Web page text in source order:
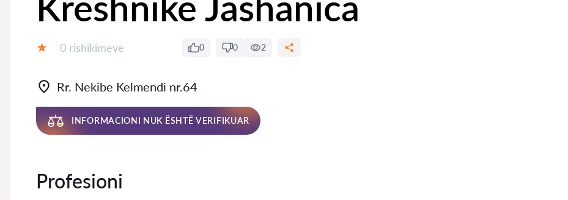
Rishikime:
0 rishikimeve 0 0 2
Rr. Nekibe Kelmendi nr.64
INFORMACIONI NUK ËSHTË VERIFIKUAR
Profesioni